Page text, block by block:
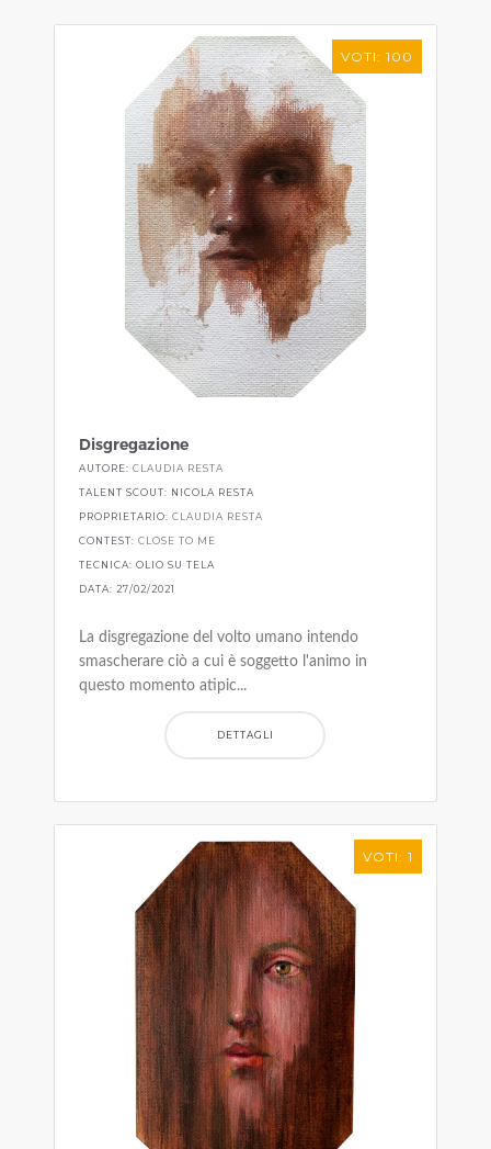
VOTI: 100
Disgregazione
AUTORE:CLAUDIA RESTA
TALENT SCOUT: NICOLA RESTA
PROPRIETARIO:CLAUDIA RESTA
CONTEST:CLOSE TO ME
TECNICA: OLIO SU TELA
DATA: 27/02/2021
La disgregazione del volto umano intendo
smascherare ciò a cui è soggetto l'animo in
questo momento atipic...
DETTAGLI
VOTI: 1